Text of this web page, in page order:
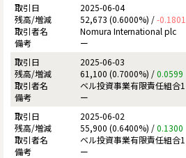
2025-06-04
52,673 (0.6000%) /-0.1801
Nomura International plc
ー
2025-06-03
61,100 (0.7000%) /0.0599
ベル投資事業有限責任組合1
ー
2025-06-02
55,900 (0.6400%) /0.1300
ベル投資事業有限責任組合1
ー